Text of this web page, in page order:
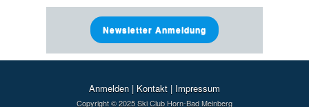
Newsletter Anmeldung
Anmelden | Kontakt | Impressum
Copyright © 2025 Ski Club Horn-Bad Meinberg